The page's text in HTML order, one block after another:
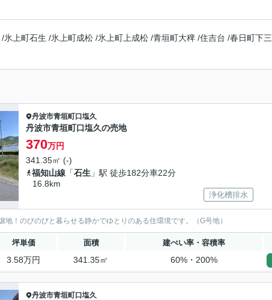
/氷上町石生 /氷上町成松 /氷上町上成松 /青垣町大稗 /住吉台 /春日町下
丹波市青垣町口塩久
丹波市青垣町口塩久の売地
370万円
341.35㎡ (-)
福知山線 「石生 」駅 徒歩182分車22分
16.8km
浄化槽排水
地！のびのびと暮らせる静かでゆとりのある住環境です。（G号地）
坪単価 面積 建ぺい率・容積率
3.58万円 341.35㎡ 60%・200%
丹波市青垣町口塩久